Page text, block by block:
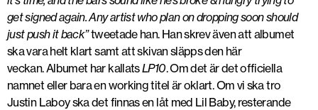
get signed again. Any artist who plan on dropping soon should
just push it back”tweetade han. Han skrev även att albumet
ska vara helt klart samt att skivan släpps den här
veckan. Albumet har kallatsLP10. Om det är det officiella
namnet eller bara en working titel är oklart. Om vi ska tro
Justin Laboy ska det finnas en låt med Lil Baby, resterande